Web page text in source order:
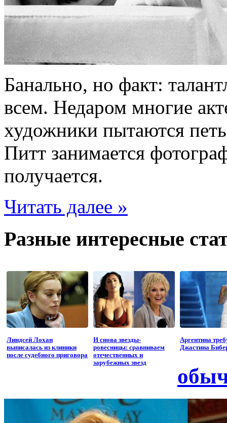
Банально, но факт:
всем. Недаром многие
художники пытаются
Питт занимается
получается.
Читать далее »
Разные интересные
Линдсей Лохан
выписалась из клиники
после судебного приговора
И снова звезды-
ровесницы: сравниваем
отечественных и
зарубежных звезд
Аргентина
Джастина